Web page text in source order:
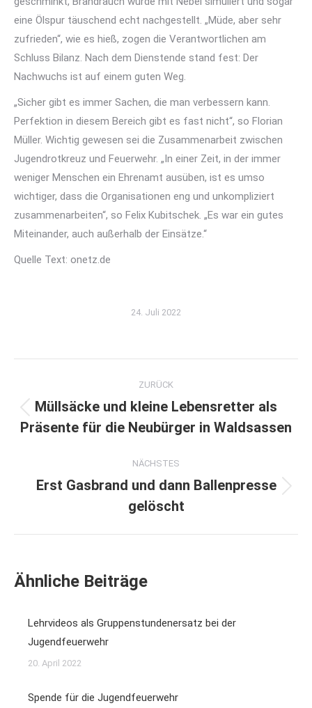
eine Ölspur täuschend echt nachgestellt. „Müde, aber sehr
zufrieden“, wie es hieß, zogen die Verantwortlichen am
Schluss Bilanz. Nach dem Dienstende stand fest: Der
Nachwuchs ist auf einem guten Weg.
„Sicher gibt es immer Sachen, die man verbessern kann.
Perfektion in diesem Bereich gibt es fast nicht“, so Florian
Müller. Wichtig gewesen sei die Zusammenarbeit zwischen
Jugendrotkreuz und Feuerwehr. „In einer Zeit, in der immer
weniger Menschen ein Ehrenamt ausüben, ist es umso
wichtiger, dass die Organisationen eng und unkompliziert
zusammenarbeiten“, so Felix Kubitschek. „Es war ein gutes
Miteinander, auch außerhalb der Einsätze.“
Quelle Text: onetz.de
24. Juli 2022
Kommentarnavigation
ZURÜCK
Vorheriger
Beitrag:
Müllsäcke und kleine Lebensretter als
Präsente für die Neubürger in Waldsassen
NÄCHSTES
Nächster
Beitrag:
Erst Gasbrand und dann Ballenpresse
gelöscht
Ähnliche Beiträge
Lehrvideos als Gruppenstundenersatz bei der
Jugendfeuerwehr
20. April 2022
Spende für die Jugendfeuerwehr